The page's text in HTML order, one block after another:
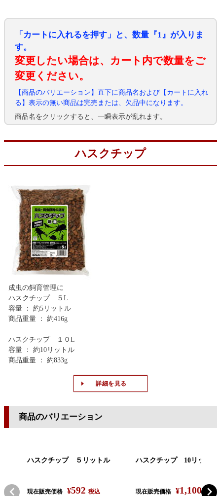
「カートに入れるを押す」と、数量『1』が入りま
す。
変更したい場合は、カート内で数量をご
変更ください。
【商品のバリエーション】直下に商品名および【カートに入れ
る】表示の無い商品は完売または、欠品中になります。
商品名をクリックすると、一瞬表示が乱れます。
ハスクチップ
成虫の飼育管理に
ハスクチップ ５L
容量 ： 約5リットル
商品重量 ： 約416g
ハスクチップ １０L
容量 ： 約10リットル
商品重量 ： 約833g
詳細を見る
商品のバリエーション
ハスクチップ ５リットル
現在販売価格 ¥592 税込
ハスクチップ 10リットル
現在販売価格 ¥1,100 税込